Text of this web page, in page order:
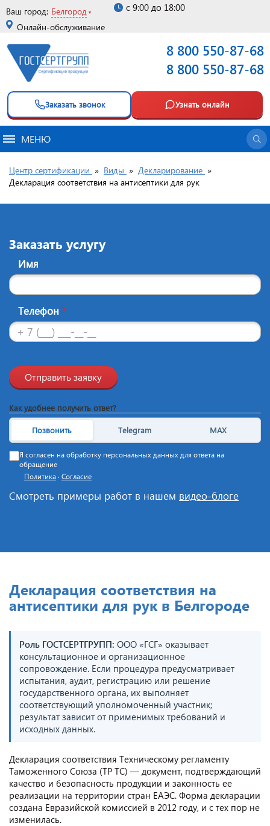
Ваш город: Белгород
Онлайн-обслуживание
с 9:00 до 18:00
8 800 550-87-68
8 800 550-87-68
Заказать звонок Узнать онлайн
МЕНЮ
Центр сертификации » Виды » Декларирование »
Декларация соответствия на антисептики для рук
Заказать услугу
Имя
Телефон *
Отправить заявку
Как удобнее получить ответ?
Позвонить Telegram MAX
Я согласен на обработку персональных данных для ответа на
обращение
Политика · Согласие
Смотреть примеры работ в нашем видео-блоге
Декларация соответствия на
антисептики для рук в Белгороде
Роль ГОСТСЕРТГРУПП: ООО «ГСГ» оказывает
консультационное и организационное
сопровождение. Если процедура предусматривает
испытания, аудит, регистрацию или решение
государственного органа, их выполняет
соответствующий уполномоченный участник;
результат зависит от применимых требований и
исходных данных.
Декларация соответствия Техническому регламенту
Таможенного Союза (ТР ТС) — документ, подтверждающий
качество и безопасность продукции и законность ее
реализации на территории стран ЕАЭС. Форма декларации
создана Евразийской комиссией в 2012 году, и с тех пор не
изменилась.